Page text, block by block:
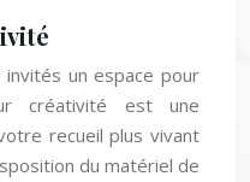
un espace pour
créativité est une
recueil plus vivant
du matériel de